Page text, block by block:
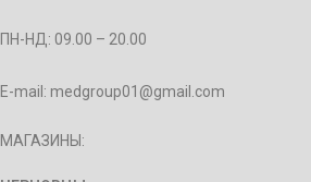
ПН-НД: 09.00 – 20.00
E-mail: medgroup01@gmail.com
МАГАЗИНЫ: